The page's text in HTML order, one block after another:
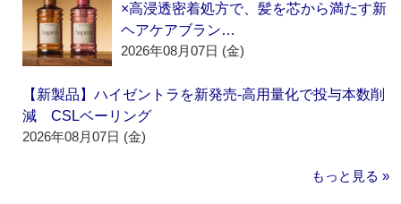
×高浸透密着処方で、髪を芯から満たす新
ヘアケアブラン…
2026年08月07日 (金)
【新製品】ハイゼントラを新発売‐高用量化で投与本数削
減 CSLベーリング
2026年08月07日 (金)
もっと見る »